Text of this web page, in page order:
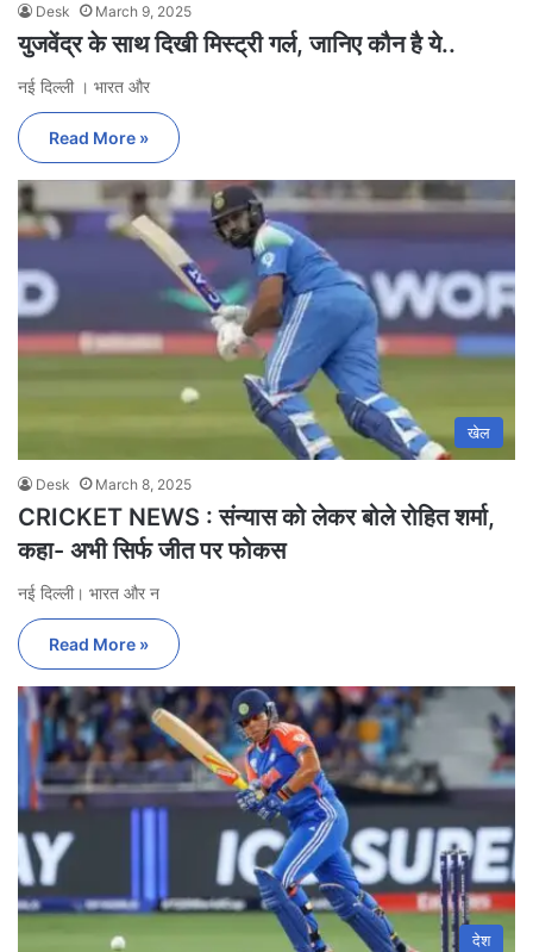
Desk March 9, 2025
युजवेंद्र के साथ दिखी मिस्ट्री गर्ल, जानिए कौन है ये..
नई दिल्ली । भारत और
Read More »
खेल
Desk March 8, 2025
CRICKET NEWS : संन्यास को लेकर बोले रोहित शर्मा,
कहा- अभी सिर्फ जीत पर फोकस
नई दिल्ली। भारत और न
Read More »
देश